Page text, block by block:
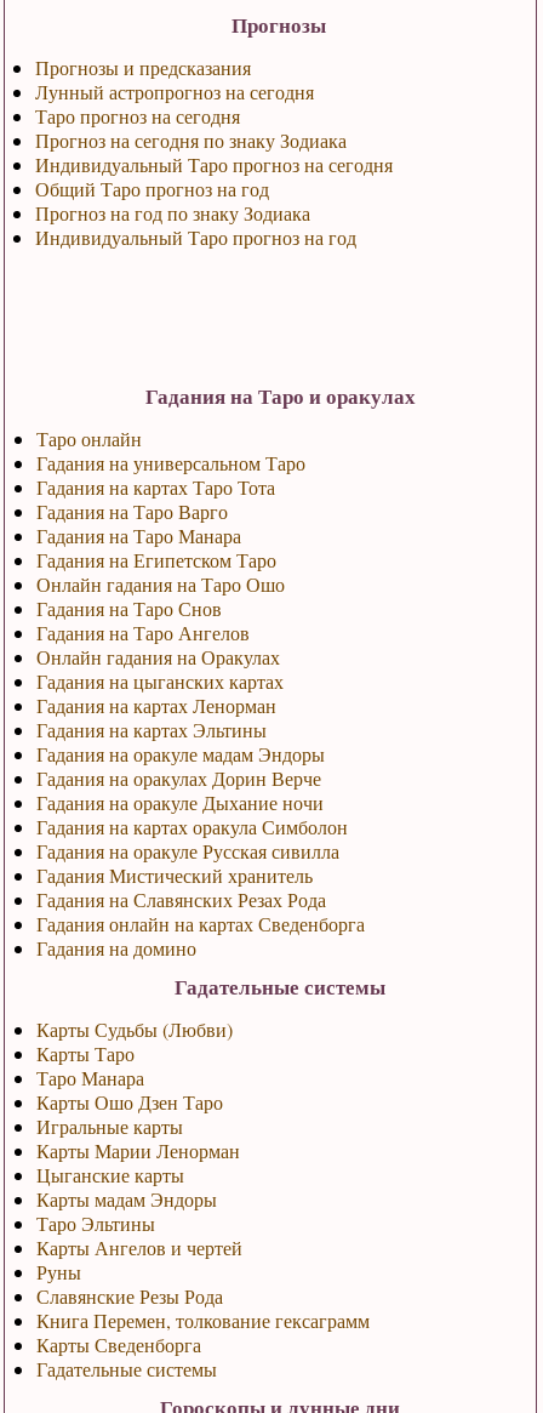
Прогнозы
Прогнозы и предсказания
Лунный астропрогноз на сегодня
Таро прогноз на сегодня
Прогноз на сегодня по знаку Зодиака
Индивидуальный Таро прогноз на сегодня
Общий Таро прогноз на год
Прогноз на год по знаку Зодиака
Индивидуальный Таро прогноз на год
Гадания на Таро и оракулах
Таро онлайн
Гадания на универсальном Таро
Гадания на картах Таро Тота
Гадания на Таро Варго
Гадания на Таро Манара
Гадания на Египетском Таро
Онлайн гадания на Таро Ошо
Гадания на Таро Снов
Гадания на Таро Ангелов
Онлайн гадания на Оракулах
Гадания на цыганских картах
Гадания на картах Ленорман
Гадания на картах Эльтины
Гадания на оракуле мадам Эндоры
Гадания на оракулах Дорин Верче
Гадания на оракуле Дыхание ночи
Гадания на картах оракула Симболон
Гадания на оракуле Русская сивилла
Гадания Мистический хранитель
Гадания на Славянских Резах Рода
Гадания онлайн на картах Сведенборга
Гадания на домино
Гадательные системы
Карты Судьбы (Любви)
Карты Таро
Таро Манара
Карты Ошо Дзен Таро
Игральные карты
Карты Марии Ленорман
Цыганские карты
Карты мадам Эндоры
Таро Эльтины
Карты Ангелов и чертей
Руны
Славянские Резы Рода
Книга Перемен, толкование гексаграмм
Карты Сведенборга
Гадательные системы